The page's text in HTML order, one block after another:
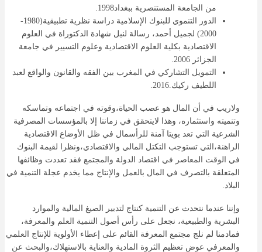
من الجامعة المستنصرية ببغداد1998.
الدور التنموي للبنوك الإسلامية دراسة نظرية تطبيقية(1980-
2000) لجميل أحمد، رسالة لنيل شهادة الدكتوراة في العلوم
الاقتصادية بكلية العلوم الاقتصادية وعلوم التسيير في جامعة
الجزائر 2006.
التمويل التشاركي في المغرب بين الفقه والقانون والواقع لعبد
اللطيف ركيك.2016.
ولاريب في أن المال هو عصب الحياة،وقوته في اجتماعه وتماسكه
وتنميته واستثماره، وهذا لايتحقق في زماننا إلا بالمؤسسات المصرفية
الشرعية التي تعد بويتا آمنة للرأسمال في ظل الأوضاع الاقتصادية
الراهنة،التي تستوجب التكتل المالي والاقتصادي،ونظرا لقيمة البنوك
في الوقت المعاصر في اقتصاد الدولة والمجتمع فقد تعددت وظائفها
المتعلقة بالتصرف في المال بالعمل والإنتاج مما يخدم عجلة التنمية في
البلاد.
وإننا عندما نتحدث عن التنمية كنتاج لتدبير الصيغ المالية والموارد
البشرية والطبيعية، نجعل على رأس أصول التنمية العلم والمعرفة،
فمادمنا لم نلج مجتمع المعرفة القائم على إعطاء الأولوية للإنتاج العلمي
والمعرفي عوض تعظيم الثروة المادية والعناية بالاستهلاك،والبحث عن